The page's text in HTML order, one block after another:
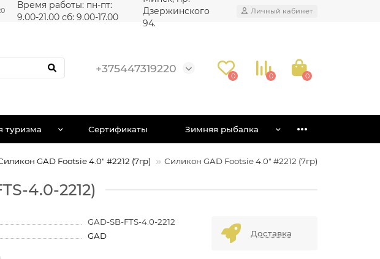
Время работы: пн-пт:
9.00-21.00 сб: 9.00-17.00
Дзержинского
94.
Личный кабинет
+375447319220
0 0 0
туризма Сертификаты Зимняя рыбалка
GAD Footsie 4.0" #2212 (7гр) Силикон GAD Footsie 4.0" #2212 (7гр)
4.0-2212)
GAD-SB-FTS-4.0-2212
GAD Доставка